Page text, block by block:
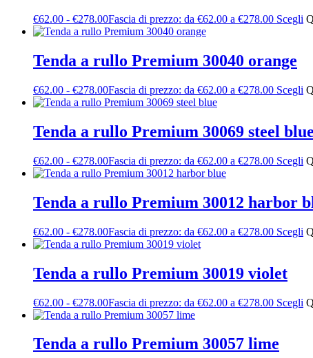
€62.00 - €278.00Fascia di prezzo: da €62.00 a €278.00 Scegli
Tenda a rullo Premium 30040 orange
€62.00 - €278.00Fascia di prezzo: da €62.00 a €278.00 Scegli
Tenda a rullo Premium 30069 steel blue
€62.00 - €278.00Fascia di prezzo: da €62.00 a €278.00 Scegli
Tenda a rullo Premium 30012 harbor
€62.00 - €278.00Fascia di prezzo: da €62.00 a €278.00 Scegli
Tenda a rullo Premium 30019 violet
€62.00 - €278.00Fascia di prezzo: da €62.00 a €278.00 Scegli
Tenda a rullo Premium 30057 lime